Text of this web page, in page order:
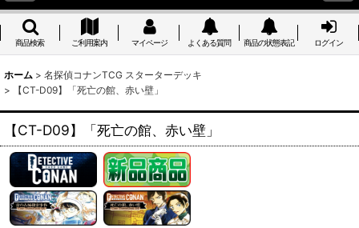
商品検索 ご利用案内 マイページ よくある質問 商品の状態表記 ログイン
ホーム > 名探偵コナンTCG スターターデッキ
>
【CT-D09】「死亡の館、赤い壁」
【CT-D09】「死亡の館、赤い壁」